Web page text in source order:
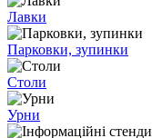
Лавки
Парковки, зупинки
Столи
Урни